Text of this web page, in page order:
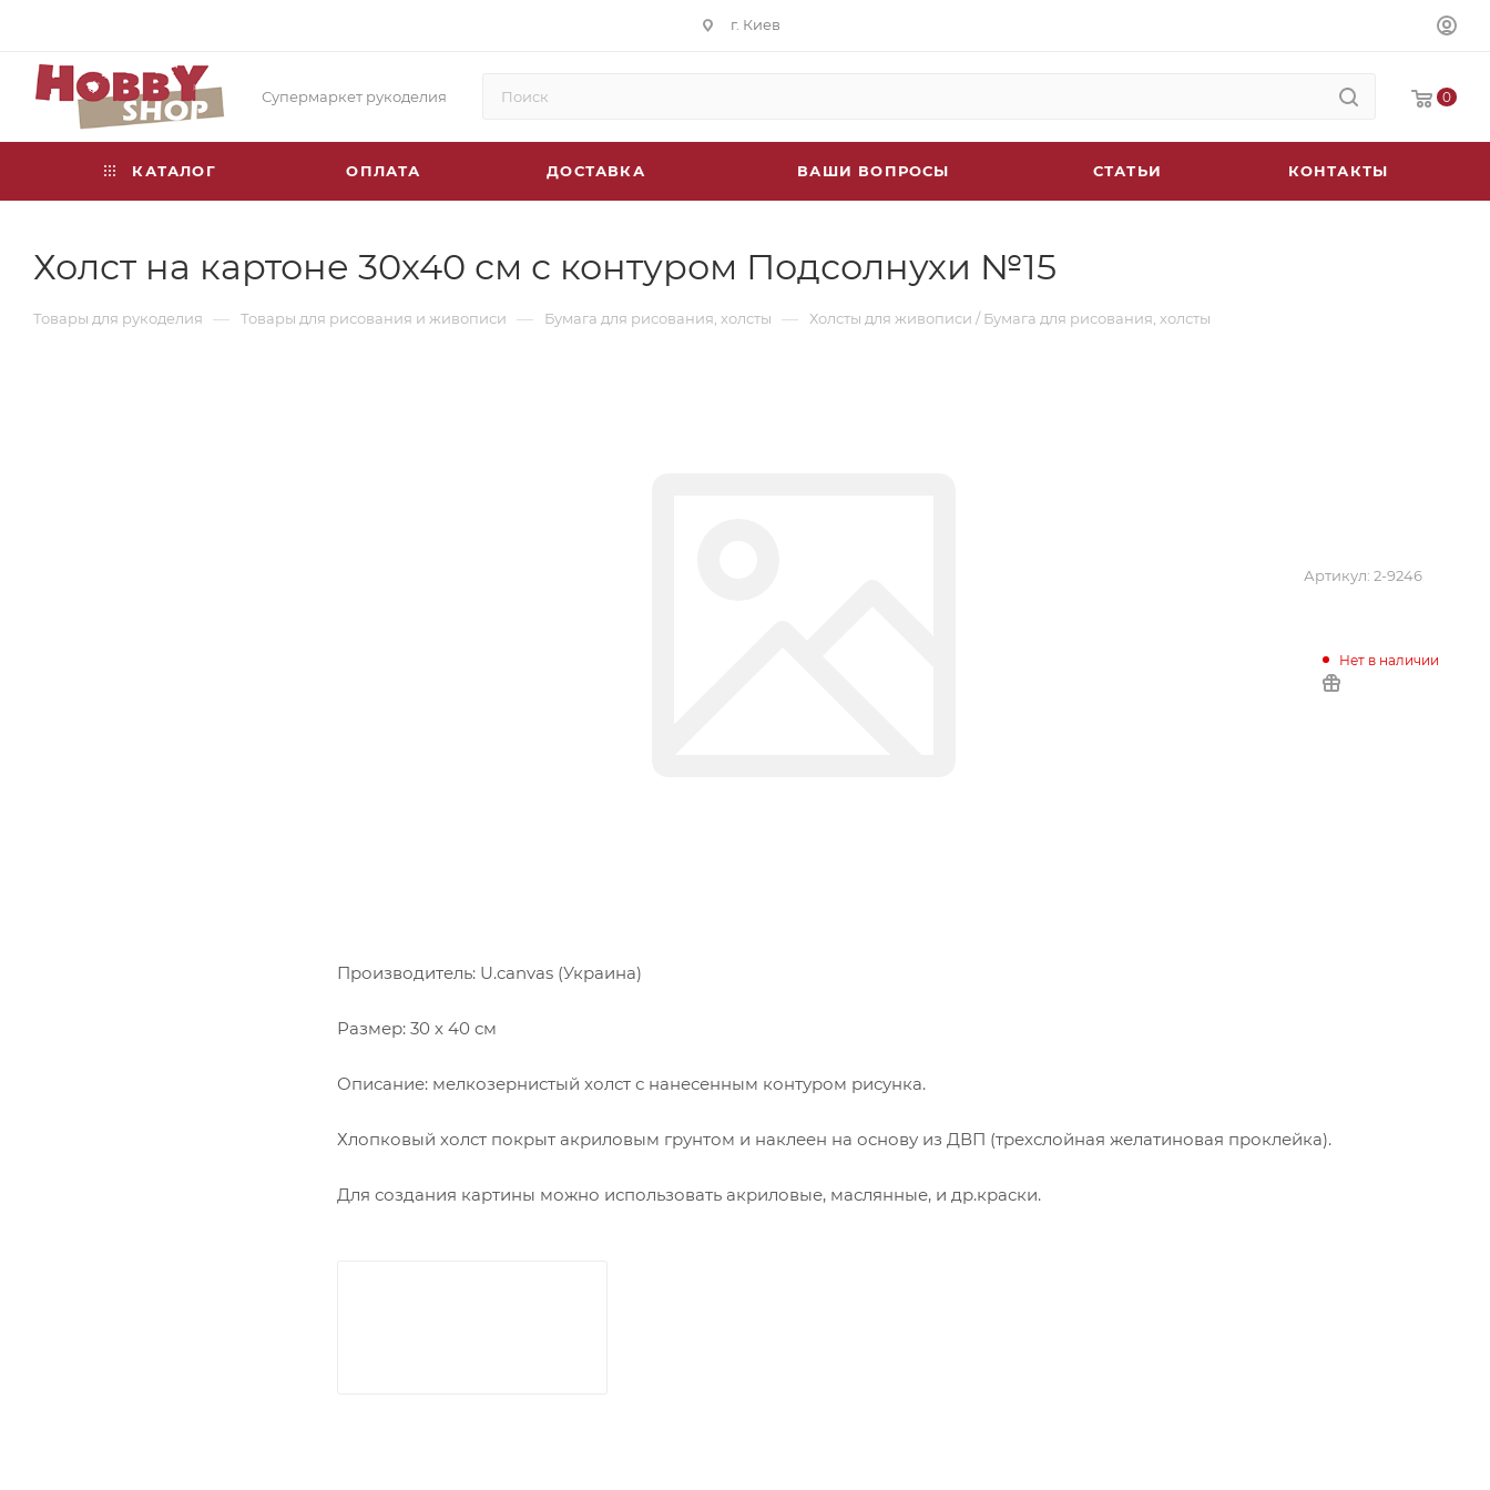
г. Киев
Супермаркет рукоделия 0
КАТАЛОГ ОПЛАТА ДОСТАВКА ВАШИ ВОПРОСЫ СТАТЬИ КОНТАКТЫ
Холст на картоне 30х40 см с контуром Подсолнухи №15
Товары для рукоделия — Товары для рисования и живописи — Бумага для рисования, холсты — Холсты для живописи / Бумага для рисования, холсты
Артикул: 2-9246
Нет в наличии
Производитель: U.canvas (Украина)
Размер: 30 х 40 см
Описание: мелкозернистый холст с нанесенным контуром рисунка.
Хлопковый холст покрыт акриловым грунтом и наклеен на основу из ДВП (трехслойная желатиновая проклейка).
Для создания картины можно использовать акриловые, маслянные, и др.краски.